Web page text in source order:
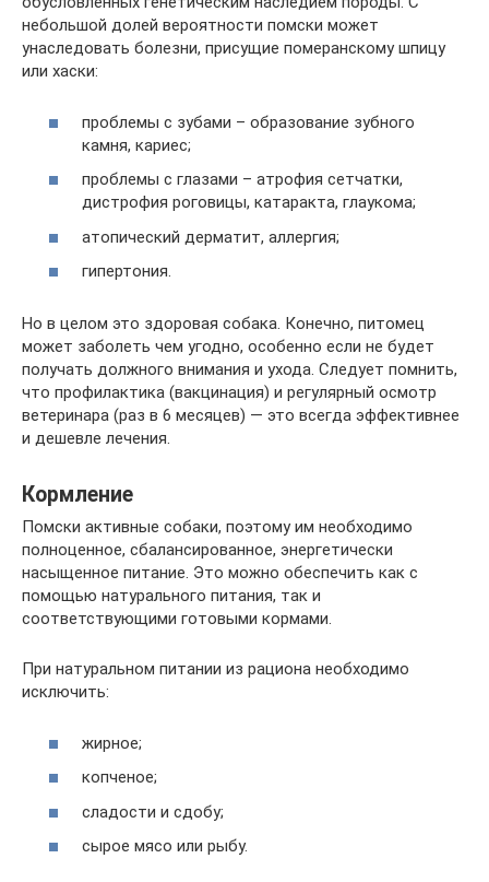
небольшой долей вероятности помски может
унаследовать болезни, присущие померанскому шпицу
или хаски:
проблемы с зубами – образование зубного
камня, кариес;
проблемы с глазами – атрофия сетчатки,
дистрофия роговицы, катаракта, глаукома;
атопический дерматит, аллергия;
гипертония.
Но в целом это здоровая собака. Конечно, питомец
может заболеть чем угодно, особенно если не будет
получать должного внимания и ухода. Следует помнить,
что профилактика (вакцинация) и регулярный осмотр
ветеринара (раз в 6 месяцев) — это всегда эффективнее
и дешевле лечения.
Кормление
Помски активные собаки, поэтому им необходимо
полноценное, сбалансированное, энергетически
насыщенное питание. Это можно обеспечить как с
помощью натурального питания, так и
соответствующими готовыми кормами.
При натуральном питании из рациона необходимо
исключить:
жирное;
копченое;
сладости и сдобу;
сырое мясо или рыбу.